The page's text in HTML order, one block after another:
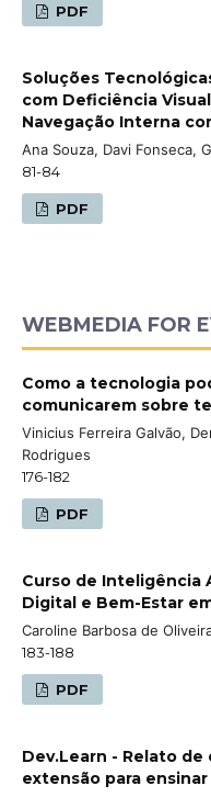
PDF
Soluções
com Deficiência
Navegação Interna
Ana Souza, Davi Fonseca,
81-84
PDF
WEBMEDIA FOR
Como a tecnologia
comunicarem sobre
Vinicius Ferreira Galvão,
Rodrigues
176-182
PDF
Curso de Inteligência
Digital e Bem-Estar
Caroline Barbosa de
183-188
PDF
Dev.Learn - Relato
extensão para